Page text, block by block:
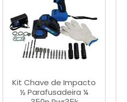
Kit Chave de Impacto
½ Parafusadeira ¼